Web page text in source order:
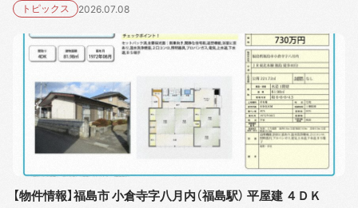
トピックス 2026.07.08
【物件情報】福島市 小倉寺字八月内（福島駅） 平屋建 ４ＤＫ